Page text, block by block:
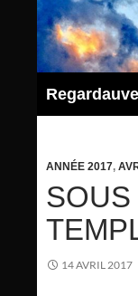
contenu
ANNÉE 2017,
14 AVRIL 2017